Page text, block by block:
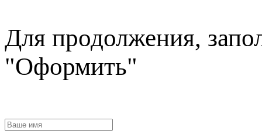
Для продолжения,
"Оформить"